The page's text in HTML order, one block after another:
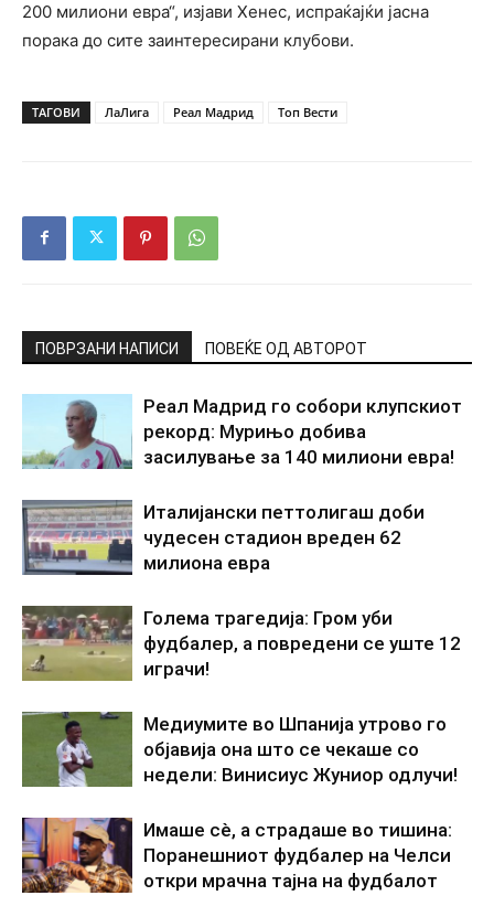
200 милиони евра“, изјави Хенес, испраќајќи јасна
порака до сите заинтересирани клубови.
ТАГОВИ ЛаЛига Реал Мадрид Топ Вести
ПОВРЗАНИ НАПИСИ ПОВЕЌЕ ОД АВТОРОТ
Реал Мадрид го собори клупскиот
рекорд: Мурињо добива
засилување за 140 милиони евра!
Италијански петтолигаш доби
чудесен стадион вреден 62
милиона евра
Голема трагедија: Гром уби
фудбалер, а повредени се уште 12
играчи!
Медиумите во Шпанија утрово го
објавија она што се чекаше со
недели: Винисиус Жуниор одлучи!
Имаше сè, а страдаше во тишина:
Поранешниот фудбалер на Челси
откри мрачна тајна на фудбалот